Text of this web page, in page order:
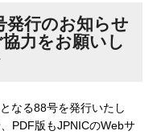
行のお知らせ
力をお願いし
なる88号を発行いたし
PDF版もJPNICのWebサ